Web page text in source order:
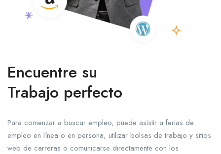
Encuentre su
Trabajo perfecto
Para comenzar a buscar empleo, puede asistir a ferias de
empleo en línea o en persona, utilizar bolsas de trabajo y sitios
web de carreras o comunicarse directamente con los